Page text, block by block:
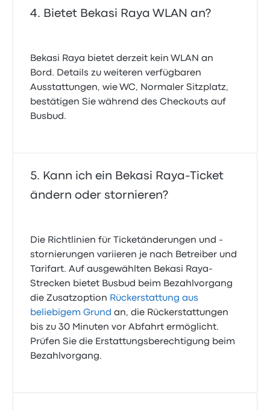
Bietet Bekasi Raya WLAN an?
Bekasi Raya bietet derzeit kein WLAN an
Bord. Details zu weiteren verfügbaren
Ausstattungen, wie WC, Normaler Sitzplatz,
bestätigen Sie während des Checkouts auf
Busbud.
Kann ich ein Bekasi Raya-Ticket
ändern oder stornieren?
Die Richtlinien für Ticketänderungen und -
stornierungen variieren je nach Betreiber und
Tarifart. Auf ausgewählten Bekasi Raya-
Strecken bietet Busbud beim Bezahlvorgang
die Zusatzoption Rückerstattung aus
beliebigem Grund an, die Rückerstattungen
bis zu 30 Minuten vor Abfahrt ermöglicht.
Prüfen Sie die Erstattungsberechtigung beim
Bezahlvorgang.